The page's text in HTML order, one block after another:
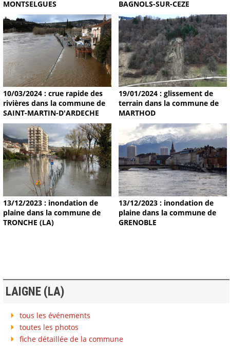
MONTSELGUES BAGNOLS-SUR-CEZE
10/03/2024 : crue rapide des
rivières dans la commune de
SAINT-MARTIN-D'ARDECHE
19/01/2024 : glissement de
terrain dans la commune de
MARTHOD
13/12/2023 : inondation de
plaine dans la commune de
TRONCHE (LA)
13/12/2023 : inondation de
plaine dans la commune de
GRENOBLE
LAIGNE (LA)
tous les événements
toutes les photos
fiche détaillée de la commune